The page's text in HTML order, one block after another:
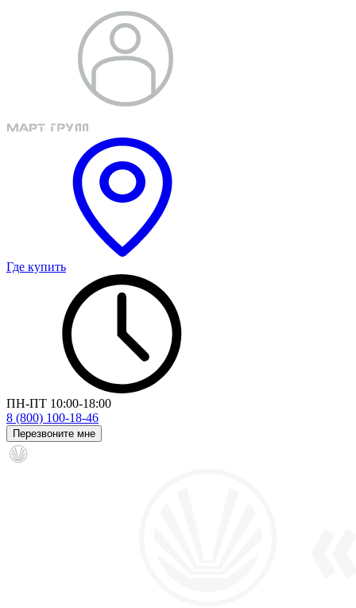
Где купить
ПН-ПТ 10:00-18:00
8 (800) 100-18-46
Перезвоните мне